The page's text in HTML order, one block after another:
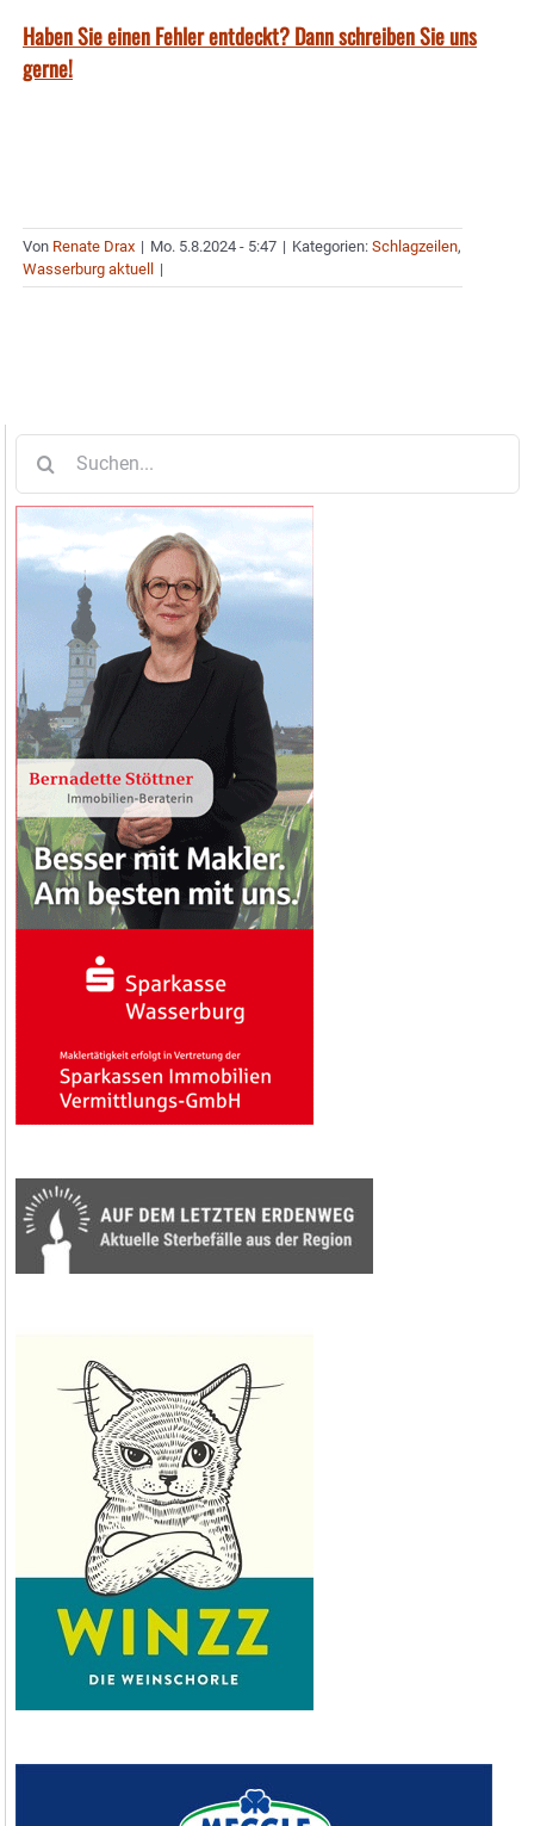
Haben Sie einen Fehler entdeckt? Dann schreiben Sie uns
gerne!
Von Renate Drax | Mo. 5.8.2024 - 5:47 | Kategorien: Schlagzeilen,
Wasserburg aktuell
|
nach: